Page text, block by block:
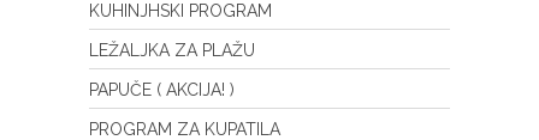
KUHINJHSKI PROGRAM
LEŽALJKA ZA PLAŽU
PAPUČE ( AKCIJA! )
PROGRAM ZA KUPATILA